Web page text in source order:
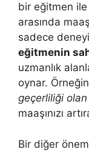
bir eğitmen ile
arasında
sadece
eğitmenin
uzmanlık
oynar.
geçerliliği
maaşınızı
Bir diğer